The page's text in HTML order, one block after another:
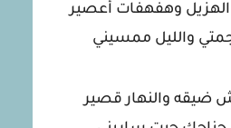
وهفهفات أعصير
والليل ممسيني
ضيقه والنهار قصير